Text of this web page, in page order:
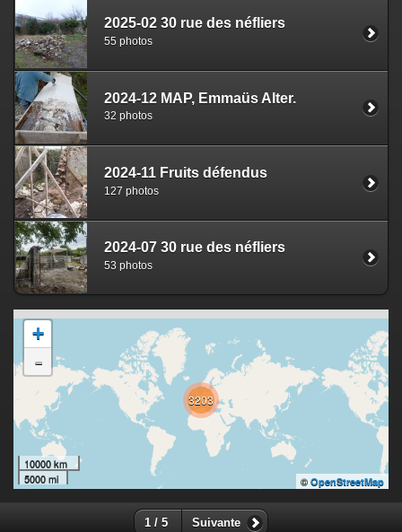
2025-02 30 rue des néfliers
55 photos
2024-12 MAP, Emmaüs Alter.
32 photos
2024-11 Fruits défendus
127 photos
2024-07 30 rue des néfliers
53 photos
3203
+
-
10000 km
5000 mi
© OpenStreetMap
1 / 5 Suivante